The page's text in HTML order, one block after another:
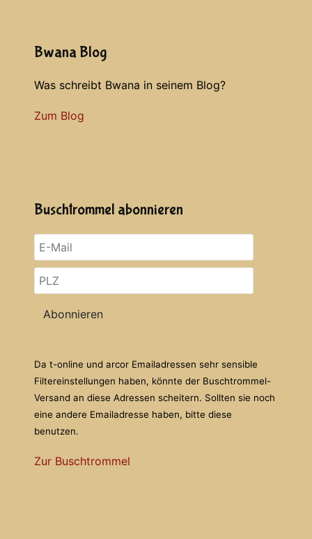
Bwana Blog
Was schreibt Bwana in seinem Blog?
Zum Blog
Buschtrommel abonnieren
Abonnieren
Da t-online und arcor Emailadressen sehr sensible
Filtereinstellungen haben, könnte der Buschtrommel-
Versand an diese Adressen scheitern. Sollten sie noch
eine andere Emailadresse haben, bitte diese
benutzen.
Zur Buschtrommel